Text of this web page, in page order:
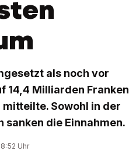
als noch vor
14,4 Milliarden Franken
Sowohl in der
die Einnahmen.
Uhr